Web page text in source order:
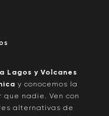
Lagos y Volcanes
y conocemos la
que nadie. Ven con
alternativas de